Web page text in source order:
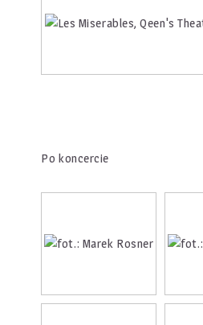
Po koncercie